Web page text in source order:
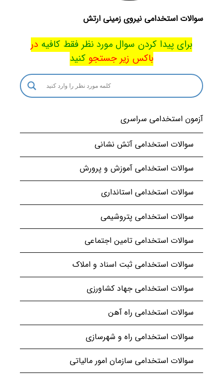
سوالات استخدامی نیروی زمینی ارتش
برای پیدا کردن سوال مورد نظر فقط کافیه در
باکس زیر جستجو کنید
آزمون استخدامی سراسری
سوالات استخدامی آتش نشانی
سوالات استخدامی آموزش و پرورش
سوالات استخدامی استانداری
سوالات استخدامی پتروشیمی
سوالات استخدامی تامین اجتماعی
سوالات استخدامی ثبت اسناد و املاک
سوالات استخدامی جهاد کشاورزی
سوالات استخدامی راه آهن
سوالات استخدامی راه و شهرسازی
سوالات استخدامی سازمان امور مالیاتی